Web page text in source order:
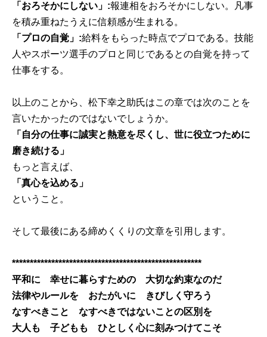
「おろそかにしない」:報連相をおろそかにしない。凡事
を積み重ねたうえに信頼感が生まれる。
「プロの自覚」:給料をもらった時点でプロである。技能
人やスポーツ選手のプロと同じであるとの自覚を持って
仕事をする。
以上のことから、松下幸之助氏はこの章では次のことを
言いたかったのではないでしょうか。
「自分の仕事に誠実と熱意を尽くし、世に役立つために
磨き続ける」
もっと言えば、
「真心を込める」
ということ。
そして最後にある締めくくりの文章を引用します。
*****************************************************
平和に 幸せに暮らすための 大切な約束なのだ
法律やルールを おたがいに きびしく守ろう
なすべきこと なすべきではないことの区別を
大人も 子どもも ひとしく心に刻みつけてこそ